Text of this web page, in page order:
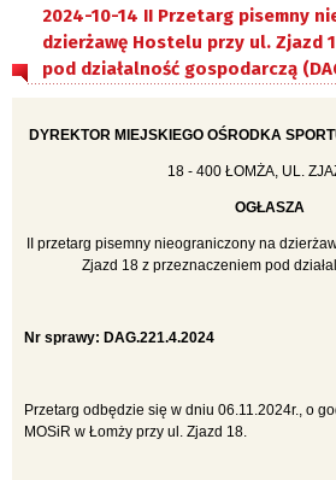
2024-10-14 II Przetarg pisemny
dzierżawę Hostelu przy ul. Zjazd
pod działalność gospodarczą
DYREKTOR MIEJSKIEGO OŚRODKA
18 - 400 ŁOMŻA, UL.
OGŁASZA
II przetarg pisemny nieograniczony na
Zjazd 18 z przeznaczeniem pod
Nr sprawy: DAG.221.4.2024
Przetarg odbędzie się w dniu 06.11.2024r., o
MOSiR w Łomży przy ul. Zjazd 18.